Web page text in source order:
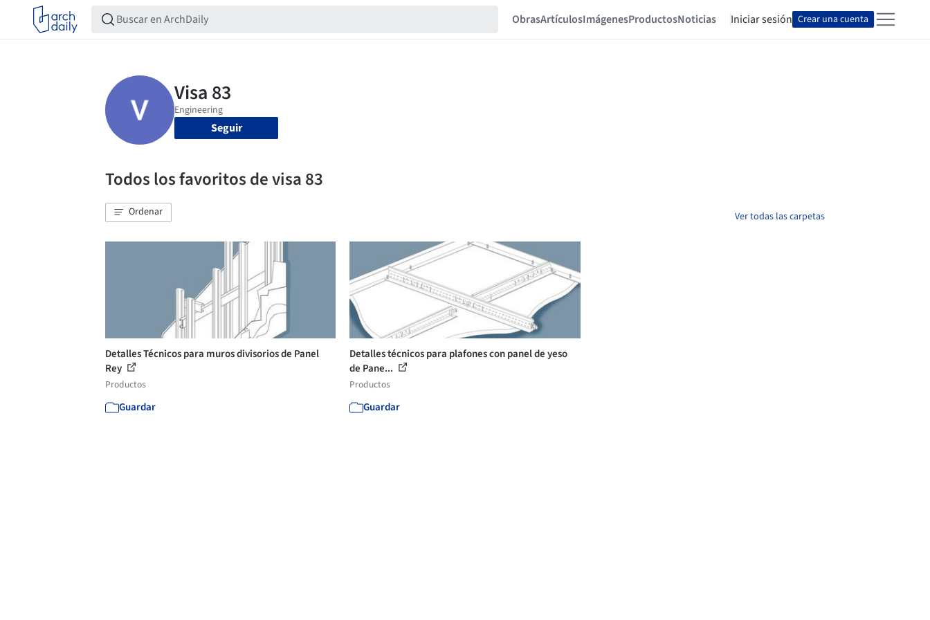
ObrasArtículosImágenesProductosNoticias Iniciar sesión Crear una cuenta
Seguir
Todos los favoritos de visa 83
Ordenar Ver todas las carpetas
Detalles Técnicos para muros divisorios de Panel
Rey
Productos
Guardar
Detalles técnicos para plafones con panel de yeso
de Pane...
Productos
Guardar